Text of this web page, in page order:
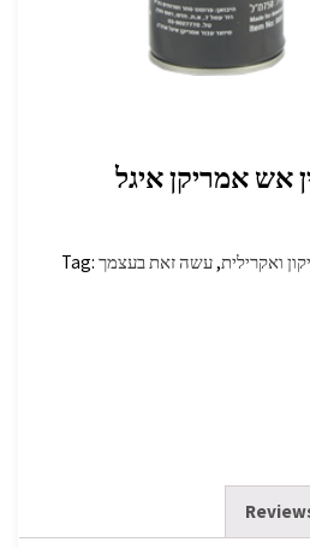
אש אמריקן איגל
ואקרילית,עשה זאת בעצמך Tag: